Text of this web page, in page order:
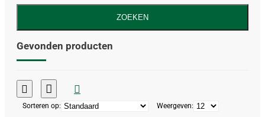
ZOEKEN
Gevonden producten
Sorteren op: Weergeven: